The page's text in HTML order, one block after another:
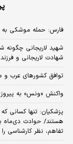
فارس: حمله موشکی به
شهید لاریجانی چگونه
شهادت لاریجانی و
توافق کشورهای عرب و
واکنش «ونس» به
پزشکیان: تنها کسانی
هستند/ حوادث دی‌ماه
تفاهم، نظر کارشناسی را